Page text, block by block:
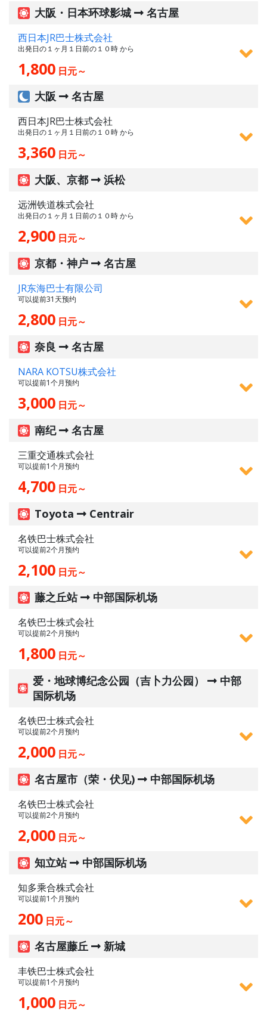
大阪・日本环球影城 名古屋
西日本JR巴士株式会社
出発日の１ヶ月１日前の１０時 から
1,800 日元～
大阪 名古屋
西日本JR巴士株式会社
出発日の１ヶ月１日前の１０時 から
3,360 日元～
大阪、京都 浜松
远洲铁道株式会社
出発日の１ヶ月１日前の１０時 から
2,900 日元～
京都・神户 名古屋
JR东海巴士有限公司
可以提前31天预约
2,800 日元～
奈良 名古屋
NARA KOTSU株式会社
可以提前1个月预约
3,000 日元～
南纪 名古屋
三重交通株式会社
可以提前1个月预约
4,700 日元～
Toyota Centrair
名铁巴士株式会社
可以提前2个月预约
2,100 日元～
藤之丘站 中部国际机场
名铁巴士株式会社
可以提前2个月预约
1,800 日元～
爱・地球博纪念公园（吉卜力公园）
中部
国际机场
名铁巴士株式会社
可以提前2个月预约
2,000 日元～
名古屋市（荣・伏见) 中部国际机场
名铁巴士株式会社
可以提前2个月预约
2,000 日元～
知立站 中部国际机场
知多乘合株式会社
可以提前1个月预约
200 日元～
名古屋藤丘 新城
丰铁巴士株式会社
可以提前1个月预约
1,000 日元～